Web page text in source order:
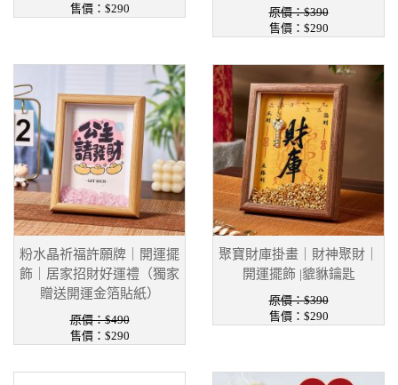
售價：$290
原價：$390
售價：$290
粉水晶祈福許願牌｜開運擺
飾｜居家招財好運禮（獨家
贈送開運金箔貼紙）
原價：$490
售價：$290
聚寶財庫掛畫｜財神聚財｜
開運擺飾 |貔貅鑰匙
原價：$390
售價：$290